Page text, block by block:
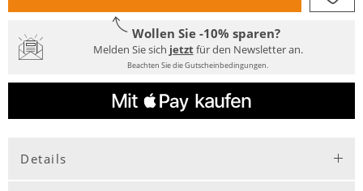
Wollen Sie -10% sparen?
Melden Sie sich jetztfür den Newsletter an.
Beachten Sie die Gutscheinbedingungen.
Details